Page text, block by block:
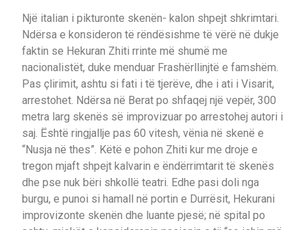
Një italian i pikturonte skenën- kalon shpejt shkrimtari.
Ndërsa e konsideron të rëndësishme të vërë në dukje
faktin se Hekuran Zhiti rrinte më shumë me
nacionalistët, duke menduar Frashërllinjtë e famshëm.
Pas çlirimit, ashtu si fati i të tjerëve, dhe i ati i Visarit,
arrestohet. Ndërsa në Berat po shfaqej një vepër, 300
metra larg skenës së improvizuar po arrestohej autori i
saj. Është ringjallje pas 60 vitesh, vënia në skenë e
“Nusja në thes”. Këtë e pohon Zhiti kur me droje e
tregon mjaft shpejt kalvarin e ëndërrimtarit të skenës
dhe pse nuk bëri shkollë teatri. Edhe pasi doli nga
burgu, e punoi si hamall në portin e Durrësit, Hekurani
improvizonte skenën dhe luante pjesë; në spital po